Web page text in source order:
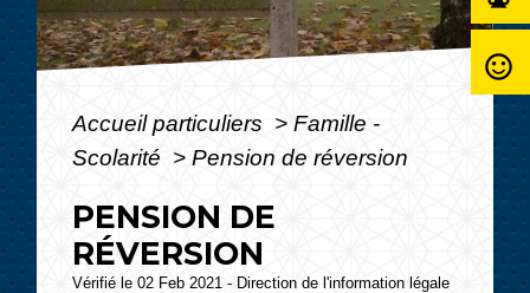
Accueil particuliers > Famille -
Scolarité > Pension de réversion
PENSION DE
RÉVERSION
Vérifié le 02 Feb 2021 - Direction de l'information légale
sentiment_satisfied_alt